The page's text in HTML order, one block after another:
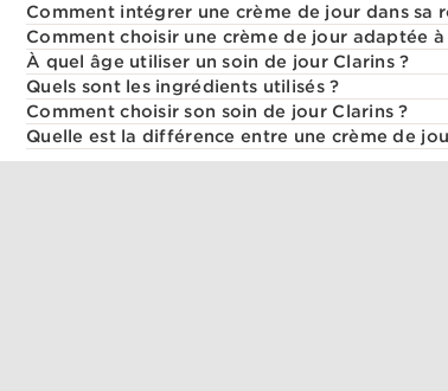
Comment intégrer une crème de jour dans sa
Comment choisir une crème de jour adaptée
À quel âge utiliser un soin de jour Clarins ?
Quels sont les ingrédients utilisés ?
Comment choisir son soin de jour Clarins ?
Quelle est la différence entre une crème de